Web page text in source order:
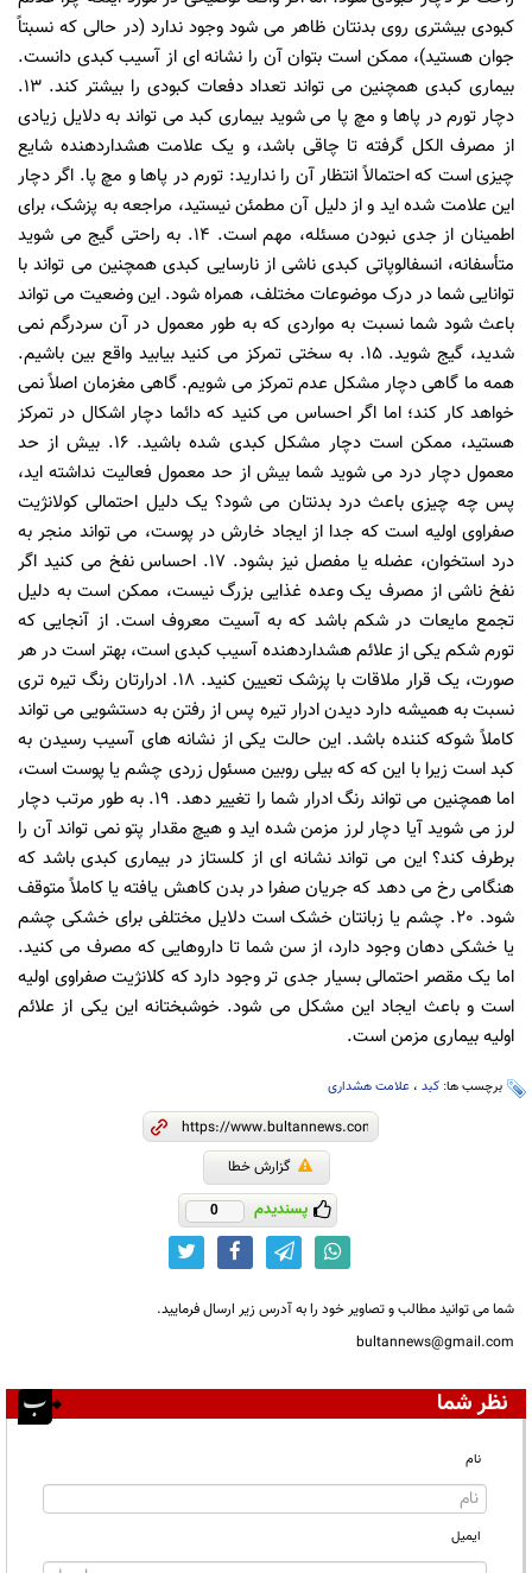
کبودی بیشتری روی بدنتان ظاهر می شود وجود ندارد (در حالی که نسبتاً
جوان هستید)، ممکن است بتوان آن را نشانه ای از آسیب کبدی دانست.
بیماری کبدی همچنین می تواند تعداد دفعات کبودی را بیشتر کند. 13.
دچار تورم در پاها و مچ پا می شوید بیماری کبد می تواند به دلایل زیادی
از مصرف الکل گرفته تا چاقی باشد، و یک علامت هشداردهنده شایع
چیزی است که احتمالاً انتظار آن را ندارید: تورم در پاها و مچ پا. اگر دچار
این علامت شده اید و از دلیل آن مطمئن نیستید، مراجعه به پزشک، برای
اطمینان از جدی نبودن مسئله، مهم است. 14. به راحتی گیج می شوید
متأسفانه، انسفالوپاتی کبدی ناشی از نارسایی کبدی همچنین می تواند با
توانایی شما در درک موضوعات مختلف، همراه شود. این وضعیت می تواند
باعث شود شما نسبت به مواردی که به طور معمول در آن سردرگم نمی
شدید، گیج شوید. 15. به سختی تمرکز می کنید بیابید واقع بین باشیم.
همه ما گاهی دچار مشکل عدم تمرکز می شویم. گاهی مغزمان اصلاً نمی
خواهد کار کند؛ اما اگر احساس می کنید که دائما دچار اشکال در تمرکز
هستید، ممکن است دچار مشکل کبدی شده باشید. 16. بیش از حد
معمول دچار درد می شوید شما بیش از حد معمول فعالیت نداشته اید،
پس چه چیزی باعث درد بدنتان می شود؟ یک دلیل احتمالی کولانژیت
صفراوی اولیه است که جدا از ایجاد خارش در پوست، می تواند منجر به
درد استخوان، عضله یا مفصل نیز بشود. 17. احساس نفخ می کنید اگر
نفخ ناشی از مصرف یک وعده غذایی بزرگ نیست، ممکن است به دلیل
تجمع مایعات در شکم باشد که به آسیت معروف است. از آنجایی که
تورم شکم یکی از علائم هشداردهنده آسیب کبدی است، بهتر است در هر
صورت، یک قرار ملاقات با پزشک تعیین کنید. 18. ادرارتان رنگ تیره تری
نسبت به همیشه دارد دیدن ادرار تیره پس از رفتن به دستشویی می تواند
کاملاً شوکه کننده باشد. این حالت یکی از نشانه های آسیب رسیدن به
کبد است زیرا با این که که بیلی روبین مسئول زردی چشم یا پوست است،
اما همچنین می تواند رنگ ادرار شما را تغییر دهد. 19. به طور مرتب دچار
لرز می شوید آیا دچار لرز مزمن شده اید و هیچ مقدار پتو نمی تواند آن را
برطرف کند؟ این می تواند نشانه ای از کلستاز در بیماری کبدی باشد که
هنگامی رخ می دهد که جریان صفرا در بدن کاهش یافته یا کاملاً متوقف
شود. 20. چشم یا زبانتان خشک است دلایل مختلفی برای خشکی چشم
یا خشکی دهان وجود دارد، از سن شما تا داروهایی که مصرف می کنید.
اما یک مقصر احتمالی بسیار جدی تر وجود دارد که کلانژیت صفراوی اولیه
است و باعث ایجاد این مشکل می شود. خوشبختانه این یکی از علائم
اولیه بیماری مزمن است.
برچسب ها: کبد ، علامت هشداری
گزارش خطا
پسندیدم 0
شما می توانید مطالب و تصاویر خود را به آدرس زیر ارسال فرمایید.
bultannews@gmail.com
نظر شما
نام
ایمیل